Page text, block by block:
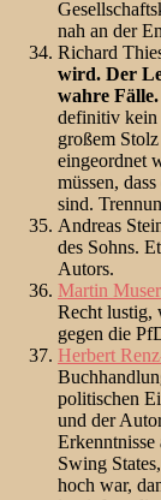
nah an der
Richard
wird. Der
wahre Fälle.
definitiv kein
großem
eingeordnet
müssen,
sind.
Andreas
des Sohns.
Autors.
Martin Muser
Recht lustig,
gegen die
Herbert
politischen
und der
Erkenntnisse
Swing
hoch war,